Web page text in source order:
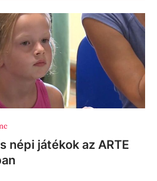
népi játékok az ARTE